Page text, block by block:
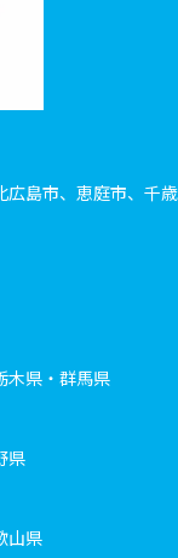
島市、恵庭市、千歳
木県・群馬県
県
山県